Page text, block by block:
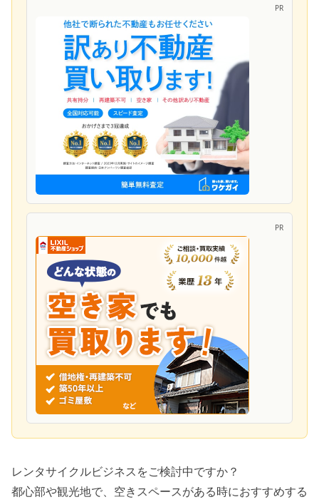
PR
PR
レンタサイクルビジネスをご検討中ですか？
都心部や観光地で、空きスペースがある時におすすめする